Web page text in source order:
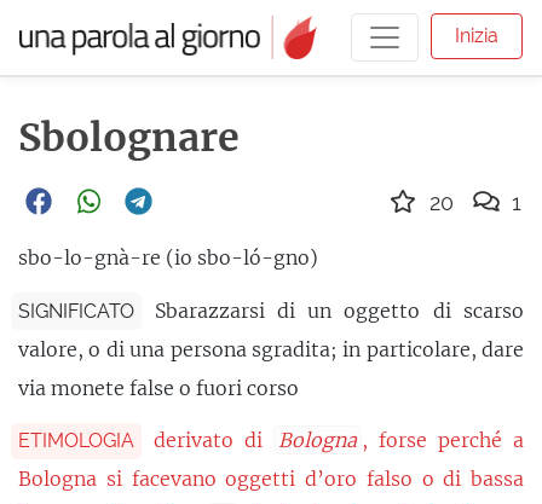
Inizia
Sbolognare
sbo-lo-gnà-re (io sbo-ló-gno)
SIGNIFICATO
Sbarazzarsi di un oggetto di scarso
valore, o di una persona sgradita; in particolare, dare
via monete false o fuori corso
ETIMOLOGIA derivato di Bologna , forse perché a
Bologna si facevano oggetti d’oro falso o di bassa
20 1